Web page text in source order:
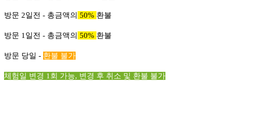
방문 2일전 - 총금액의 50% 환불
방문 1일전 - 총금액의 50% 환불
방문 당일 - 환불 불가
체험일 변경 1회 가능, 변경 후 취소 및 환불 불가